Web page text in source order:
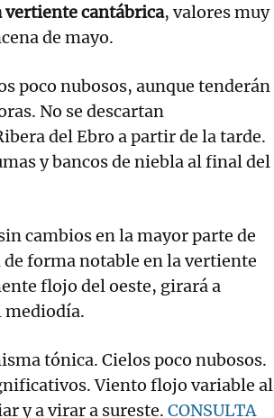
vertiente cantábrica, valores muy
de mayo.
poco nubosos, aunque tenderán
No se descartan
del Ebro a partir de la tarde.
y bancos de niebla al final del
cambios en la mayor parte de
forma notable en la vertiente
flojo del oeste, girará a
mediodía.
tónica. Cielos poco nubosos.
Viento flojo variable al
y a virar a sureste. CONSULTA